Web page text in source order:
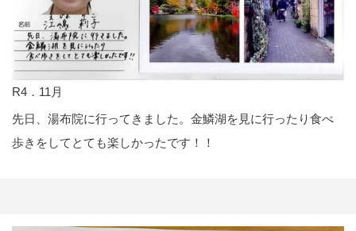
R4．11月
先日、湯布院に行ってきました。金鱗湖を見に行ったり食べ
歩きをしてとても楽しかったです！！